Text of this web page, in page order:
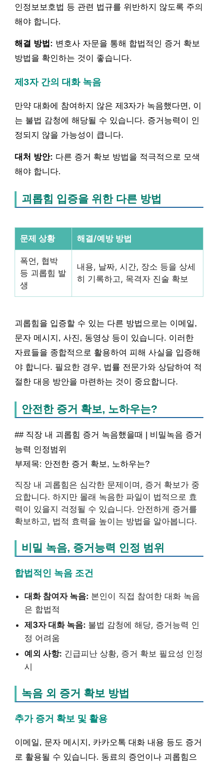
인정보보호법 등 관련 법규를 위반하지 않도록 주의
해야 합니다.
해결 방법: 변호사 자문을 통해 합법적인 증거 확보
방법을 확인하는 것이 좋습니다.
제3자 간의 대화 녹음
만약 대화에 참여하지 않은 제3자가 녹음했다면, 이
는 불법 감청에 해당될 수 있습니다. 증거능력이 인
정되지 않을 가능성이 큽니다.
대처 방안: 다른 증거 확보 방법을 적극적으로 모색
해야 합니다.
괴롭힘 입증을 위한 다른 방법
문제 상황 해결/예방 방법
폭언, 협박
등 괴롭힘 발
생
내용, 날짜, 시간, 장소 등을 상세
히 기록하고, 목격자 진술 확보
괴롭힘을 입증할 수 있는 다른 방법으로는 이메일,
문자 메시지, 사진, 동영상 등이 있습니다. 이러한
자료들을 종합적으로 활용하여 피해 사실을 입증해
야 합니다. 필요한 경우, 법률 전문가와 상담하여 적
절한 대응 방안을 마련하는 것이 중요합니다.
안전한 증거 확보, 노하우는?
## 직장 내 괴롭힘 증거 녹음했을때 | 비밀녹음 증거
능력 인정범위
부제목: 안전한 증거 확보, 노하우는?
직장 내 괴롭힘은 심각한 문제이며, 증거 확보가 중
요합니다. 하지만 몰래 녹음한 파일이 법적으로 효
력이 있을지 걱정될 수 있습니다. 안전하게 증거를
확보하고, 법적 효력을 높이는 방법을 알아봅니다.
비밀 녹음, 증거능력 인정 범위
합법적인 녹음 조건
대화 참여자 녹음: 본인이 직접 참여한 대화 녹음
은 합법적
제3자 대화 녹음: 불법 감청에 해당, 증거능력 인
정 어려움
예외 사항: 긴급피난 상황, 증거 확보 필요성 인정
시
녹음 외 증거 확보 방법
추가 증거 확보 및 활용
이메일, 문자 메시지, 카카오톡 대화 내용 등도 증거
로 활용될 수 있습니다. 동료의 증언이나 괴롭힘으